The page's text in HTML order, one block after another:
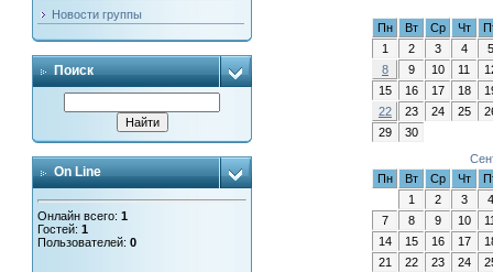
Новости группы
Поиск
On Line
Онлайн всего:1
Гостей:1
Пользователей:0
Пн Вт Ср Чт
1
2 3 4
5
8
9 10 11
15
16 17 18
22
23 24 25
29
30
Пн
Вт Ср Чт
1
2 3
4
7
8 9 10
14
15 16 17
21
22 23 24